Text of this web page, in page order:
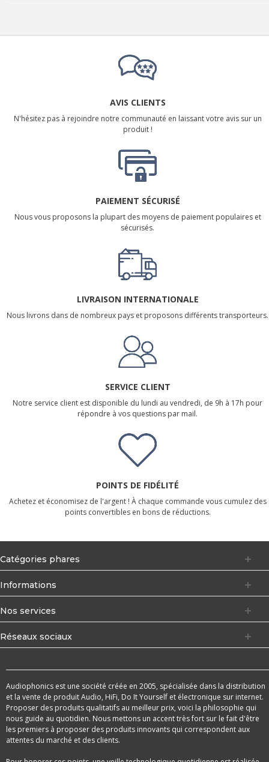
AVIS CLIENTS
N'hésitez pas à rejoindre notre communauté en laissant votre avis sur un
produit !
PAIEMENT SÉCURISÉ
Nous vous proposons la plupart des moyens de paiement populaires et
sécurisés.
LIVRAISON INTERNATIONALE
Nous livrons dans de nombreux pays et proposons différents transporteurs.
SERVICE CLIENT
Notre service client est disponible du lundi au vendredi, de 9h à 17h pour
répondre à vos questions par mail.
POINTS DE FIDÉLITÉ
Achetez et économisez de l'argent ! À chaque commande vous cumulez des
points convertibles en bons de réductions.
Catégories phares
Informations
Nos services
Réseaux sociaux
Audiophonics est une société créée en 2005, spécialisée dans la distribution
et la vente de produit Audio, HiFi, Do It Yourself et électronique sur internet.
Proposer des produits qualitatifs au meilleur prix, voici la philosophie qui
nous guide au quotidien. Nous mettons un accent très fort sur le fait d'être
les premiers à proposer des produits innovants qui correspondent aux
attentes du marché et des clients.